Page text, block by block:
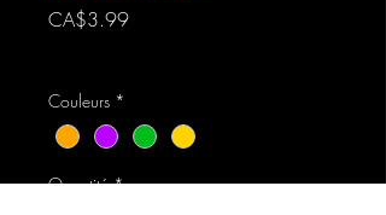
CA$3.99Prix
Couleurs *
Quantité *